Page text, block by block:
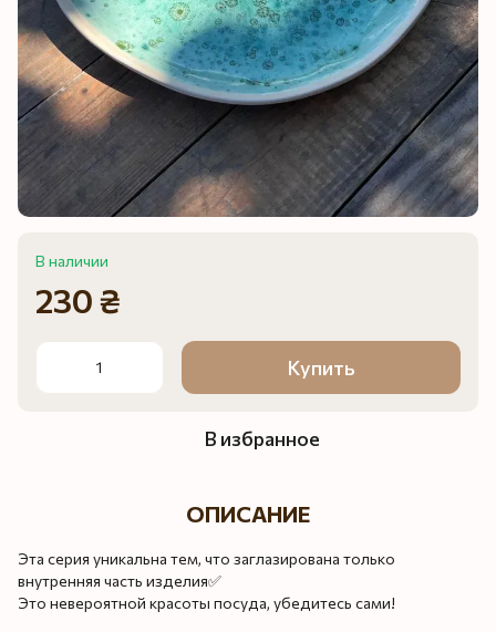
В наличии
230 ₴
Купить
В избранное
ОПИСАНИЕ
Эта серия уникальна тем, что заглазирована только
внутренняя часть изделия✅
Это невероятной красоты посуда, убедитесь сами!